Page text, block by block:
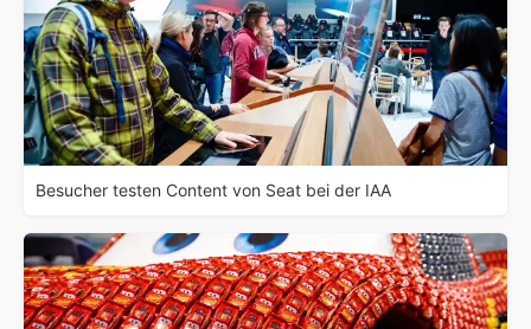
Besucher testen Content von Seat bei der IAA